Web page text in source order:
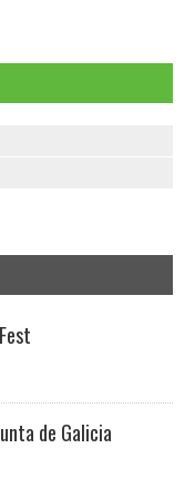
de Galicia